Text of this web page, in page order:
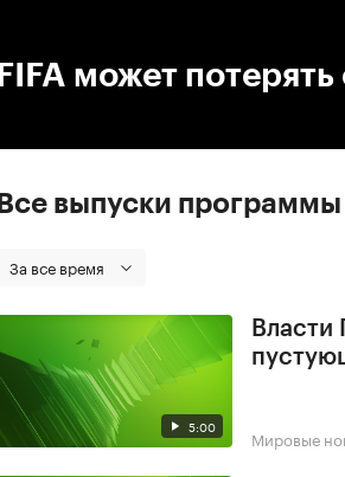
FIFA может
Все выпуски программы
За все время
5:00
Власти
Мировые